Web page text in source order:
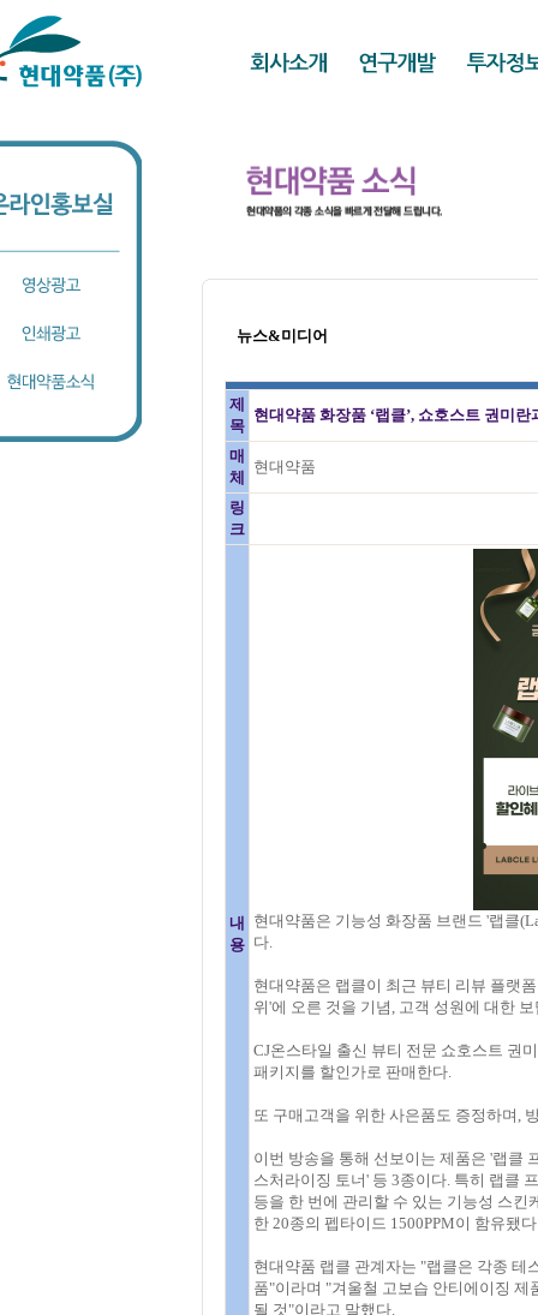
뉴스&미디어
제
목
현대약품 화장품 ‘랩클’, 쇼호스트 권미
매
체
현대약품
링
크
내
용
현대약품은 기능성 화장품 브랜드 '랩클
다.
현대약품은 랩클이 최근 뷰티 리뷰 플랫
위'에 오른 것을 기념, 고객 성원에 대한
CJ온스타일 출신 뷰티 전문 쇼호스트 권
패키지를 할인가로 판매한다.
또 구매고객을 위한 사은품도 증정하며,
이번 방송을 통해 선보이는 제품은 '랩클
스처라이징 토너' 등 3종이다. 특히 랩클
등을 한 번에 관리할 수 있는 기능성 스
한 20종의 펩타이드 1500PPM이 함유됐
현대약품 랩클 관계자는 "랩클은 각종 테
품"이라며 "겨울철 고보습 안티에이징
될 것"이라고 말했다.